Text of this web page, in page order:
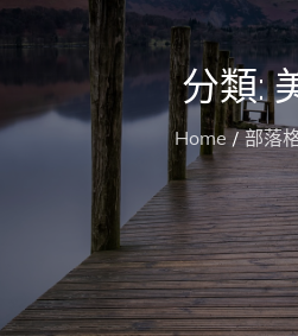
分類:
Home 部落